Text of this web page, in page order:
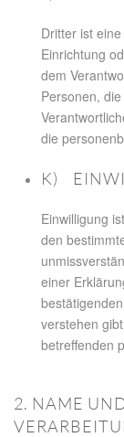
Dritter ist
Einrichtung
dem
Personen,
die
K)
Einwilligung
den
einer
verstehen
betreffenden
2. NAME